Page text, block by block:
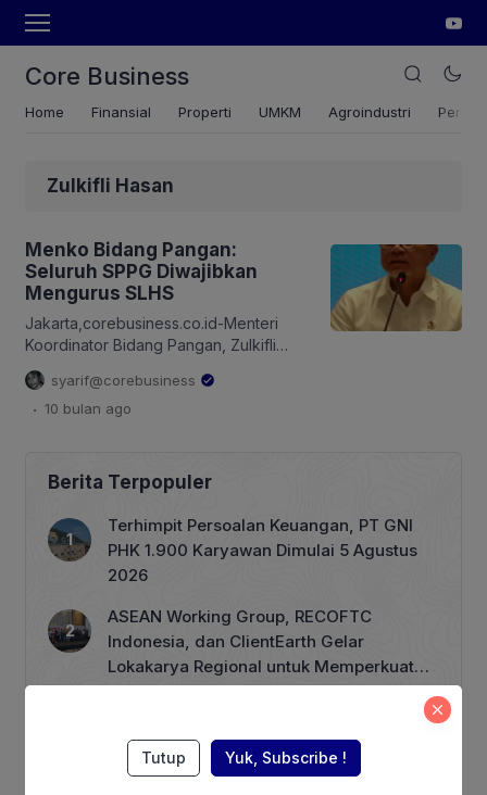
Core Business
Home Finansial Properti UMKM Agroindustri
Zulkifli Hasan
Menko Bidang Pangan:
Seluruh SPPG Diwajibkan
Mengurus SLHS
Jakarta,corebusiness.co.id-Menteri
Koordinator Bidang Pangan, Zulkifli
Hasan menekankan bahwa
keselamatan anak menjadi prioritas
utama pemerintahan Presiden Prabowo
disampaikan Menko Bidang Pangan,
Zulkifli Hasan usai mengikuti rapat
bersama beberapa menteri Kabinet
Merah Putih yang dipimpin langsung
Presiden Prabowo Subianto, di
kediaman pribadinya di Jalan
Kertanegara, Jakarta, pada […]
syarif@corebusiness
. 10 bulan ago
Berita Terpopuler
Terhimpit Persoalan Keuangan, PT GNI
PHK 1.900 Karyawan Dimulai 5 Agustus
2026
ASEAN Working Group, RECOFTC
Indonesia, dan ClientEarth Gelar
Lokakarya Regional untuk Memperkuat
Tata Kelola Perhutanan Sosial
Sastra Betawi 100 Tahun
Tutup Yuk, Subscribe !